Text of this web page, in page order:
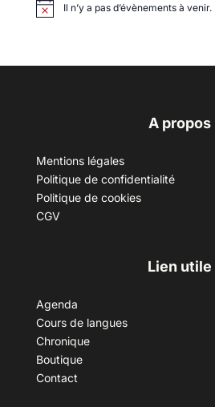
Il n’y a pas d’évènements à venir.
A propos
Mentions légales
Politique de confidentialité
Politique de cookies
CGV
Lien utile
Agenda
Cours de langues
Chronique
Boutique
Contact